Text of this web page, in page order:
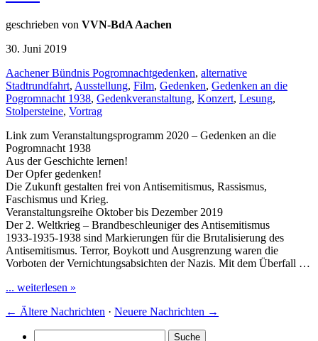
geschrieben von VVN-BdA Aachen
30. Juni 2019
Aachener Bündnis Pogromnachtgedenken, alternative
Stadtrundfahrt, Ausstellung, Film, Gedenken, Gedenken an die
Pogromnacht 1938, Gedenkveranstaltung, Konzert, Lesung,
Stolpersteine, Vortrag
Link zum Veranstaltungsprogramm 2020 – Gedenken an die
Pogromnacht 1938
Aus der Geschichte lernen!
Der Opfer gedenken!
Die Zukunft gestalten frei von Antisemitismus, Rassismus,
Faschismus und Krieg.
Veranstaltungsreihe Oktober bis Dezember 2019
Der 2. Weltkrieg – Brandbeschleuniger des Antisemitismus
1933-1935-1938 sind Markierungen für die Brutalisierung des
Antisemitismus. Terror, Boykott und Ausgrenzung waren die
Vorboten der Vernichtungsabsichten der Nazis. Mit dem Überfall …
... weiterlesen »
← Ältere Nachrichten · Neuere Nachrichten →